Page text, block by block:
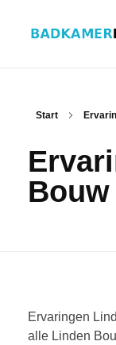
ERVARINGEN
Start
Ervaringen
alle Linden